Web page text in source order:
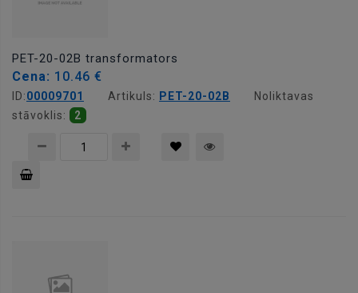
PET-20-02B transformators
Cena: 10.46 €
ID:00009701 Artikuls: PET-20-02B
Noliktavas
stāvoklis:
2